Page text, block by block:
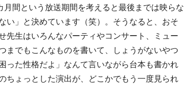
間という放送期間を考えると最後までは映らな
い」と決めています（笑）。そうなると、おそ
先生はいろんなパーティやコンサート、ミュー
までもこんなものを書いて、しょうがないやつ
った性格だよ」なんて言いながら台本も書かれ
ちょっとした演出が、どこかでもう一度見られ